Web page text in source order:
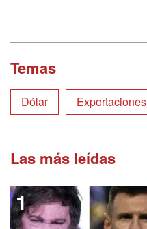
Temas
Dólar Exportaciones
Las más leídas